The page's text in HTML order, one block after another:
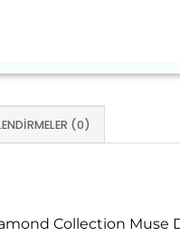
(0)
Collection Muse